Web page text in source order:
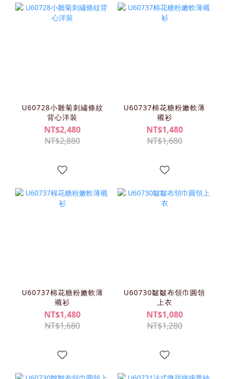
U60728小雛菊刺繡條紋
背心洋裝
NT$2,480
NT$2,880
U60737棉花糖粉嫩軟薄
襯衫
NT$1,480
NT$1,680
U60737棉花糖粉嫩軟薄
襯衫
NT$1,480
NT$1,680
U60730皺皺布領巾圓領
上衣
NT$1,080
NT$1,280